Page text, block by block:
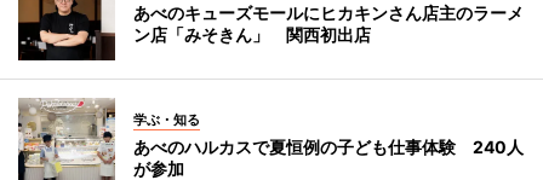
あべのキューズモールにヒカキンさん店主のラーメ
ン店「みそきん」 関西初出店
学ぶ・知る
あべのハルカスで夏恒例の子ども仕事体験 240人
が参加